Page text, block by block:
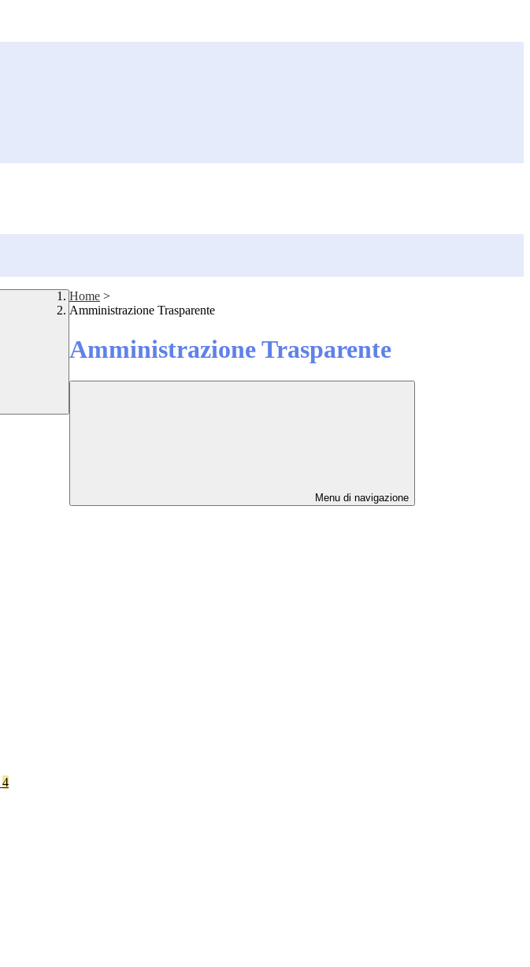
Home >
Amministrazione Trasparente
Amministrazione Trasparente
Menu di navigazione
4